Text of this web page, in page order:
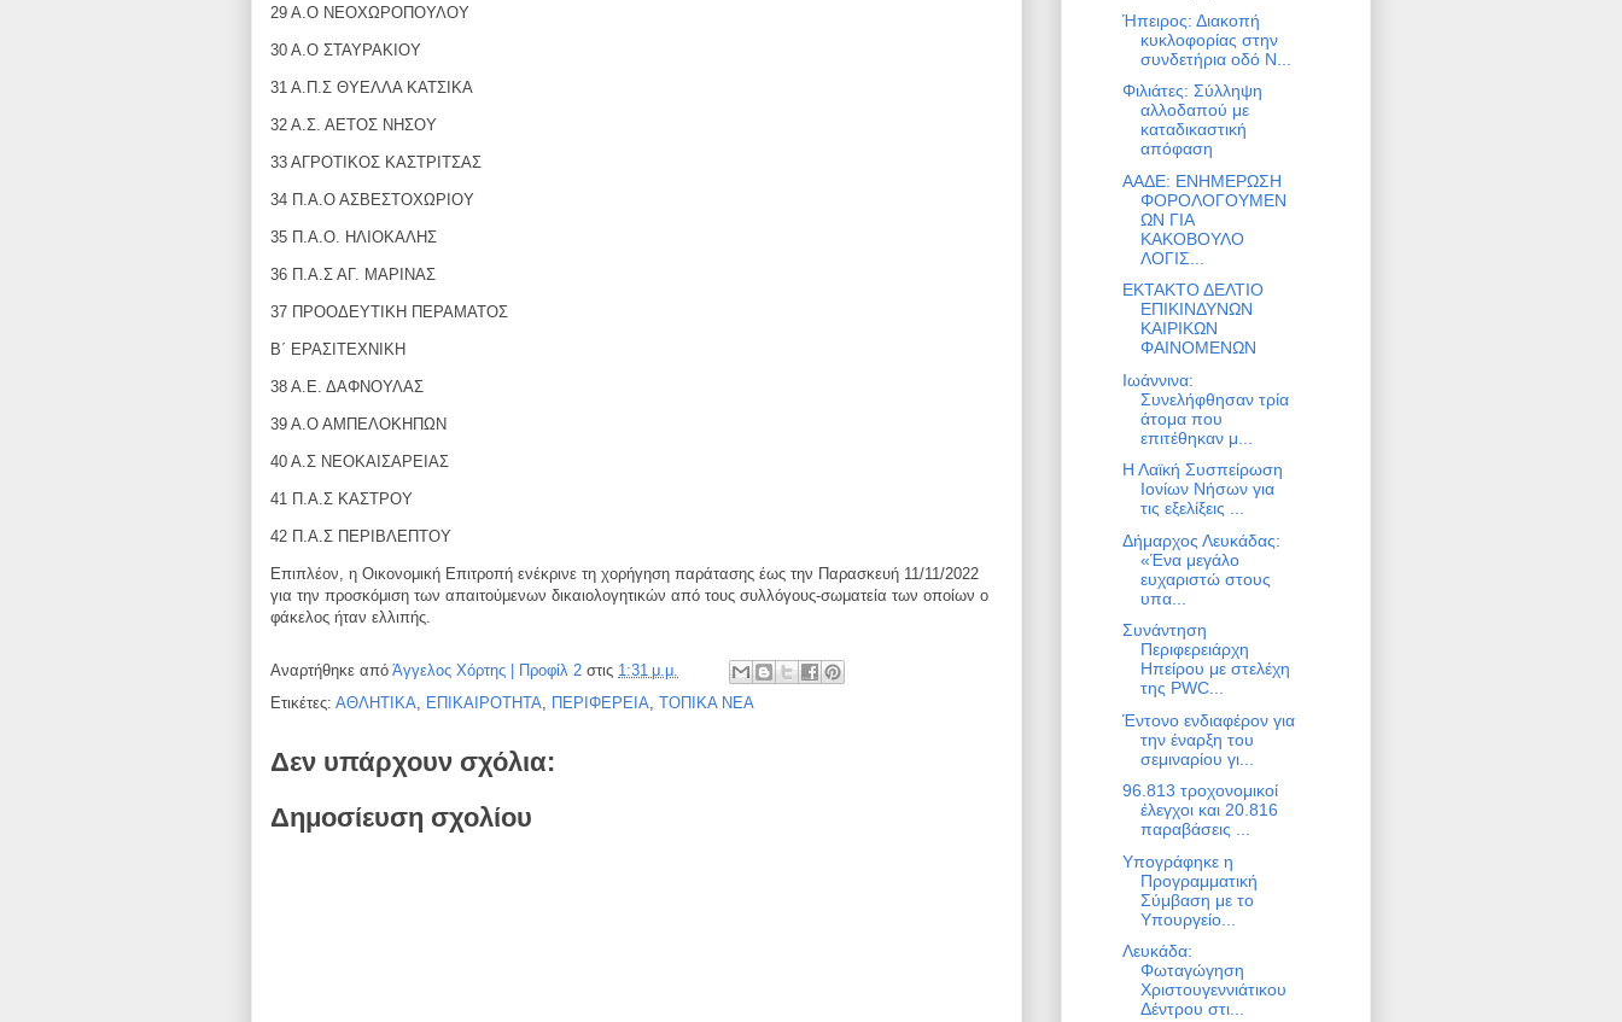
29 Α.Ο ΝΕΟΧΩΡΟΠΟΥΛΟΥ
30 Α.Ο ΣΤΑΥΡΑΚΙΟΥ
31 Α.Π.Σ ΘΥΕΛΛΑ ΚΑΤΣΙΚΑ
32 Α.Σ. ΑΕΤΟΣ ΝΗΣΟΥ
33 ΑΓΡΟΤΙΚΟΣ ΚΑΣΤΡΙΤΣΑΣ
34 Π.Α.Ο ΑΣΒΕΣΤΟΧΩΡΙΟΥ
35 Π.Α.Ο. ΗΛΙΟΚΑΛΗΣ
36 Π.Α.Σ ΑΓ. ΜΑΡΙΝΑΣ
37 ΠΡΟΟΔΕΥΤΙΚΗ ΠΕΡΑΜΑΤΟΣ
Β΄ ΕΡΑΣΙΤΕΧΝΙΚΗ
38 Α.Ε. ΔΑΦΝΟΥΛΑΣ
39 Α.Ο ΑΜΠΕΛΟΚΗΠΩΝ
40 Α.Σ ΝΕΟΚΑΙΣΑΡΕΙΑΣ
41 Π.Α.Σ ΚΑΣΤΡΟΥ
42 Π.Α.Σ ΠΕΡΙΒΛΕΠΤΟΥ
Επιπλέον, η Οικονομική Επιτροπή ενέκρινε τη χορήγηση παράτασης έως την Παρασκευή 11/11/2022
για την προσκόμιση των απαιτούμενων δικαιολογητικών από τους συλλόγους-σωματεία των οποίων ο
φάκελος ήταν ελλιπής.
Αναρτήθηκε από Άγγελος Χόρτης | Προφίλ 2 στις 1:31 μ.μ.
Ετικέτες: ΑΘΛΗΤΙΚΑ, ΕΠΙΚΑΙΡΟΤΗΤΑ, ΠΕΡΙΦΕΡΕΙΑ, ΤΟΠΙΚΑ ΝΕΑ
Δεν υπάρχουν σχόλια:
Δημοσίευση σχολίου
Ήπειρος: Διακοπή
κυκλοφορίας στην
συνδετήρια οδό Ν...
Φιλιάτες: Σύλληψη
αλλοδαπού με
καταδικαστική
απόφαση
ΑΑΔΕ: ΕΝΗΜΕΡΩΣΗ
ΦΟΡΟΛΟΓΟΥΜΕΝ
ΩΝ ΓΙΑ
ΚΑΚΟΒΟΥΛΟ
ΛΟΓΙΣ...
ΕΚΤΑΚΤΟ ΔΕΛΤΙΟ
ΕΠΙΚΙΝΔΥΝΩΝ
ΚΑΙΡΙΚΩΝ
ΦΑΙΝΟΜΕΝΩΝ
Ιωάννινα:
Συνελήφθησαν τρία
άτομα που
επιτέθηκαν μ...
Η Λαϊκή Συσπείρωση
Ιονίων Νήσων για
τις εξελίξεις ...
Δήμαρχος Λευκάδας:
«Ένα μεγάλο
ευχαριστώ στους
υπα...
Συνάντηση
Περιφερειάρχη
Ηπείρου με στελέχη
της PWC...
Έντονο ενδιαφέρον για
την έναρξη του
σεμιναρίου γι...
96.813 τροχονομικοί
έλεγχοι και 20.816
παραβάσεις ...
Υπογράφηκε η
Προγραμματική
Σύμβαση με το
Υπουργείο...
Λευκάδα:
Φωταγώγηση
Χριστουγεννιάτικου
Δέντρου στι...